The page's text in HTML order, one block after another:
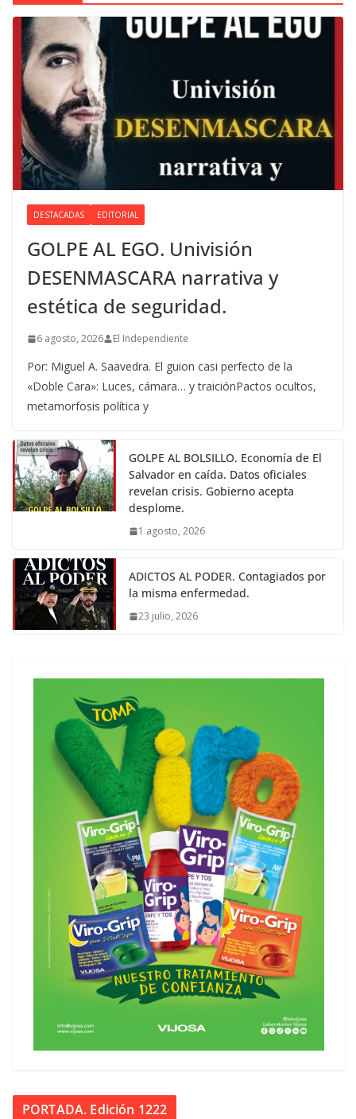
DESTACADAS EDITORIAL
GOLPE AL EGO. Univisión
DESENMASCARA narrativa y
estética de seguridad.
6 agosto, 2026 El Independiente
Por: Miguel A. Saavedra. El guion casi perfecto de la
«Doble Cara»: Luces, cámara… y traiciónPactos ocultos,
metamorfosis política y
GOLPE AL BOLSILLO. Economía de El
Salvador en caída. Datos oficiales
revelan crisis. Gobierno acepta
desplome.
1 agosto, 2026
ADICTOS AL PODER. Contagiados por
la misma enfermedad.
23 julio, 2026
PORTADA. Edición 1222